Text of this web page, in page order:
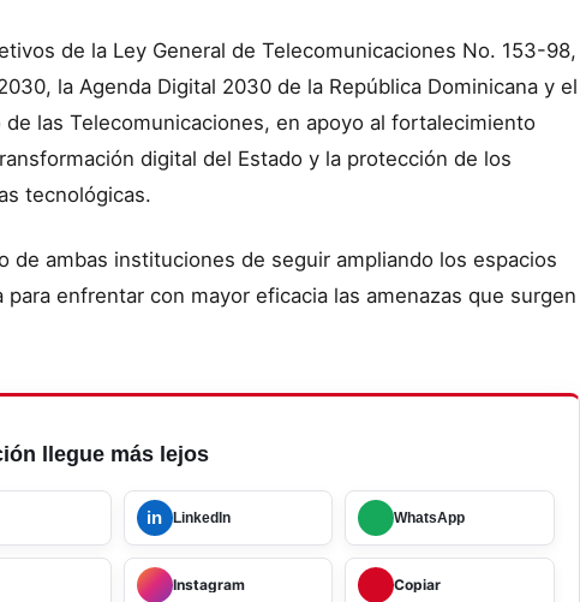
de la Ley General de Telecomunicaciones No. 153-98,
la Agenda Digital 2030 de la República Dominicana y el
de las Telecomunicaciones, en apoyo al fortalecimiento
digital del Estado y la protección de los
tecnológicas.
de ambas instituciones de seguir ampliando los espacios
enfrentar con mayor eficacia las amenazas que surgen
llegue más lejos
in LinkedIn WhatsApp
Instagram Copiar